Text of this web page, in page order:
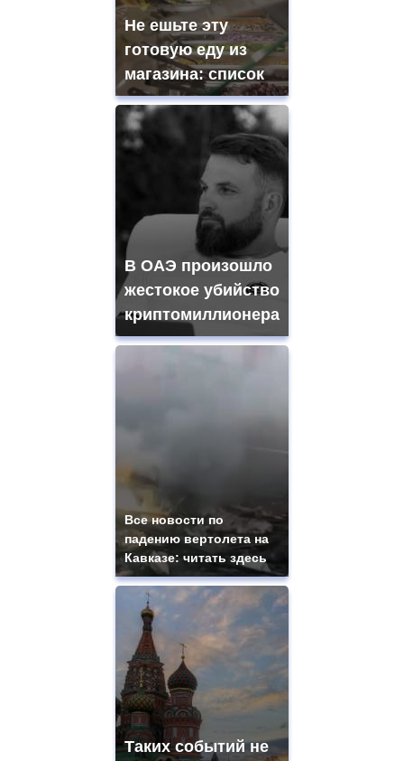
Не ешьте эту
готовую еду из
магазина: список
В ОАЭ произошло
жестокое убийство
криптомиллионера
Все новости по
падению вертолета на
Кавказе: читать здесь
Таких событий не